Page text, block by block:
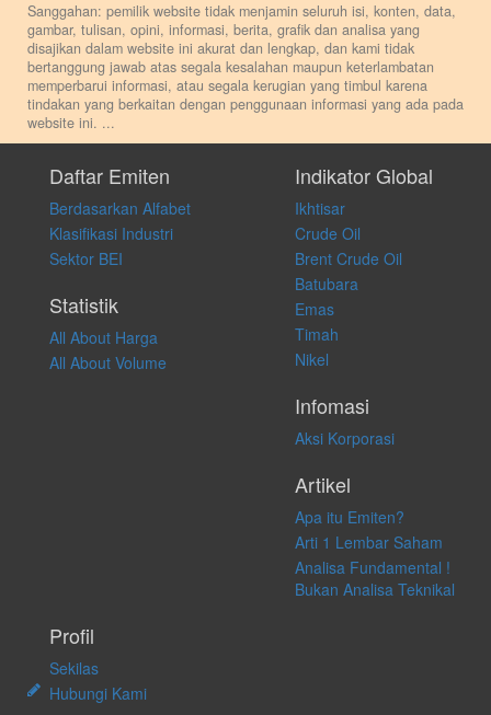
Sanggahan: pemilik website tidak menjamin seluruh isi, konten, data,
gambar, tulisan, opini, informasi, berita, grafik dan analisa yang
disajikan dalam website ini akurat dan lengkap, dan kami tidak
bertanggung jawab atas segala kesalahan maupun keterlambatan
memperbarui informasi, atau segala kerugian yang timbul karena
tindakan yang berkaitan dengan penggunaan informasi yang ada pada
website ini. ...
pribadi. Kami tidak memberi anjuran, saran, rekomendasi untuk
membeli, menjual atau melakukan aktivitas lain yang terkait dengan
transaksi perdagangan apapun, dan kami tidak bertanggung jawab
atas keputusan investasi yang dilakukan dalam kondisi dan situasi
apapun juga, yang diakibatkan secara langsung maupun tidak
langsung atas konten pada website ini.
Daftar Emiten
Berdasarkan Alfabet
Klasifikasi Industri
Sektor BEI
Statistik
All About Harga
All About Volume
Indikator Global
Ikhtisar
Crude Oil
Brent Crude Oil
Batubara
Emas
Timah
Nikel
Infomasi
Aksi Korporasi
Artikel
Apa itu Emiten?
Arti 1 Lembar Saham
Analisa Fundamental !
Bukan Analisa Teknikal
Profil
Sekilas
Hubungi Kami